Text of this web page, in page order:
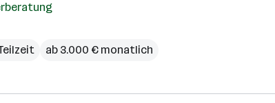
ab 3.000 € monatlich